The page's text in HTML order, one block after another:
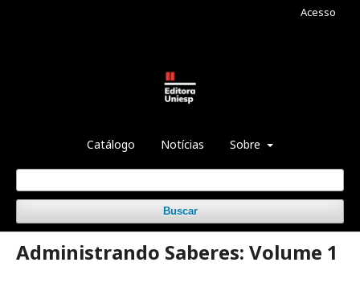
Catálogo Notícias Sobre
Buscar
Acesso
Administrando Saberes: Volume 1